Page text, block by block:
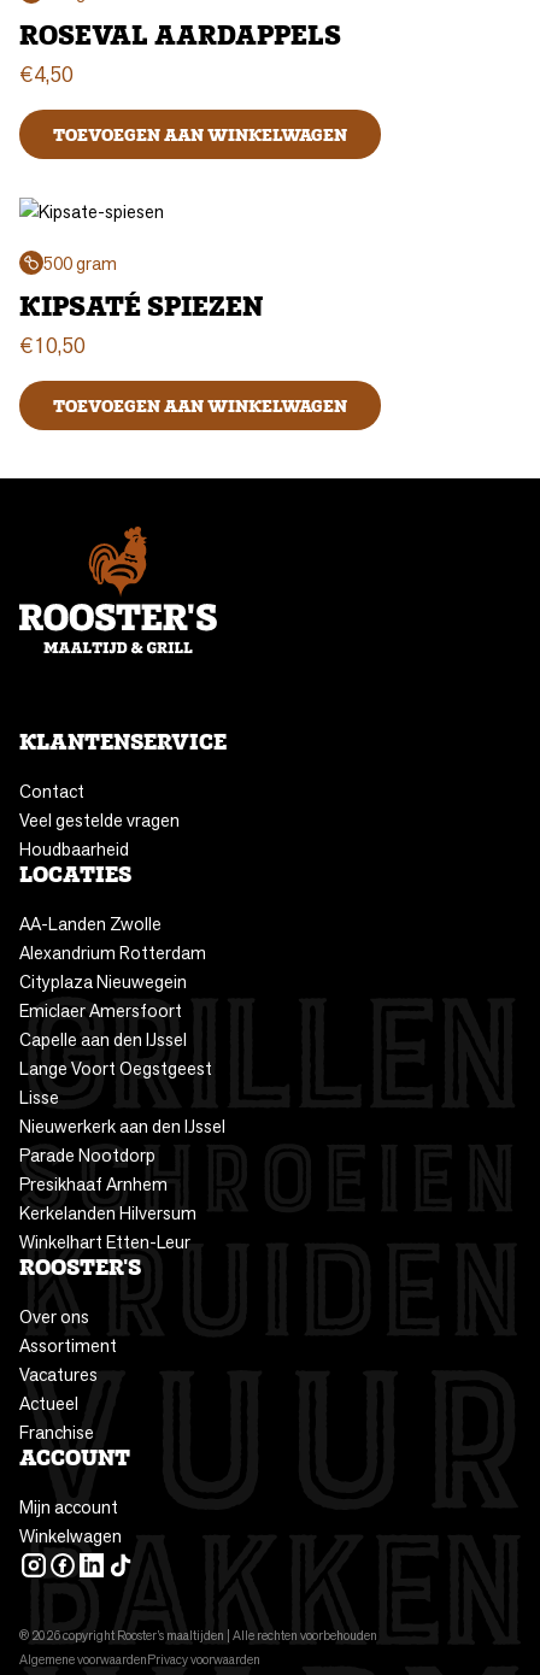
ROSEVAL AARDAPPELS
€4,50
TOEVOEGEN AAN WINKELWAGEN
500 gram
KIPSATÉ SPIEZEN
€10,50
TOEVOEGEN AAN WINKELWAGEN
KLANTENSERVICE
Contact
Veel gestelde vragen
Houdbaarheid
LOCATIES
AA-Landen Zwolle
Alexandrium Rotterdam
Cityplaza Nieuwegein
Emiclaer Amersfoort
Capelle aan den IJssel
Lange Voort Oegstgeest
Lisse
Nieuwerkerk aan den IJssel
Parade Nootdorp
Presikhaaf Arnhem
Kerkelanden Hilversum
Winkelhart Etten-Leur
ROOSTER'S
Over ons
Assortiment
Vacatures
Actueel
Franchise
ACCOUNT
Mijn account
Winkelwagen
INSTAGRAM
FACEBOOK
LINKEDIN
TIKTOK
® 2026 copyright Rooster’s maaltijden | Alle rechten voorbehouden
Algemene voorwaardenPrivacy voorwaarden